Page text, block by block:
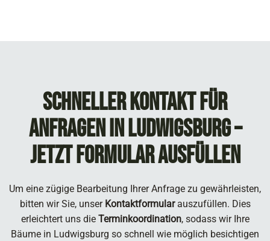
Schneller Kontakt für
Anfragen in Ludwigsburg –
Jetzt Formular ausfüllen
Um eine zügige Bearbeitung Ihrer Anfrage zu gewährleisten,
bitten wir Sie, unser Kontaktformularauszufüllen. Dies
erleichtert uns die Terminkoordination, sodass wir Ihre
Bäume in Ludwigsburg so schnell wie möglich besichtigen